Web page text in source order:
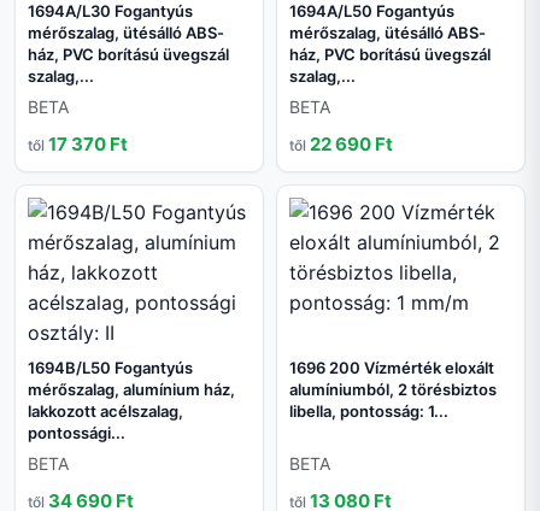
1694A/L30 Fogantyús
mérőszalag, ütésálló ABS-
ház, PVC borítású üvegszál
szalag,...
BETA
től 17 370 Ft
1694A/L50 Fogantyús
mérőszalag, ütésálló ABS-
ház, PVC borítású üvegszál
szalag,...
BETA
től 22 690 Ft
1694B/L50 Fogantyús
mérőszalag, alumínium ház,
lakkozott acélszalag,
pontossági...
BETA
től 34 690 Ft
1696 200 Vízmérték eloxált
alumíniumból, 2 törésbiztos
libella, pontosság: 1...
BETA
től 13 080 Ft